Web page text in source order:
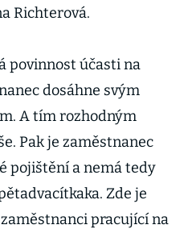
Richterová.
povinnost účasti na
dosáhne svým
A tím rozhodným
Pak je zaměstnanec
pojištění a nemá tedy
Zde je
pracující na